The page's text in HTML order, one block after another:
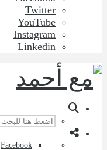
Twitter
YouTube
Instagram
Linkedin
Facebook